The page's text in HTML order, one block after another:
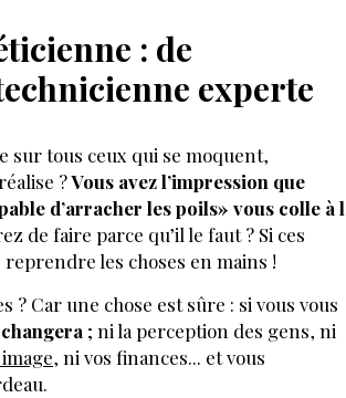
: de
experte
sur tous ceux qui se moquent,
?Vous avez l’impression que
d’arracher les poils» vous colle à
de faire parce qu’il le faut ? Si ces
les choses en mains !
? Car une chose est sûre : si vous vous
; ni la perception des gens, ni
, ni vos finances... et vous